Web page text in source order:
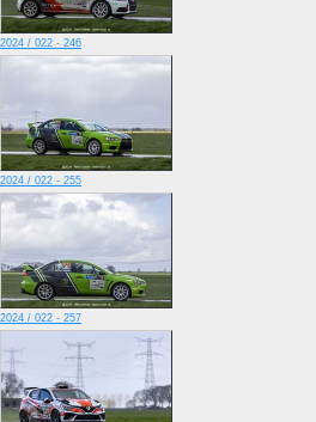
2024 / 022 - 246
2024 / 022 - 255
2024 / 022 - 257